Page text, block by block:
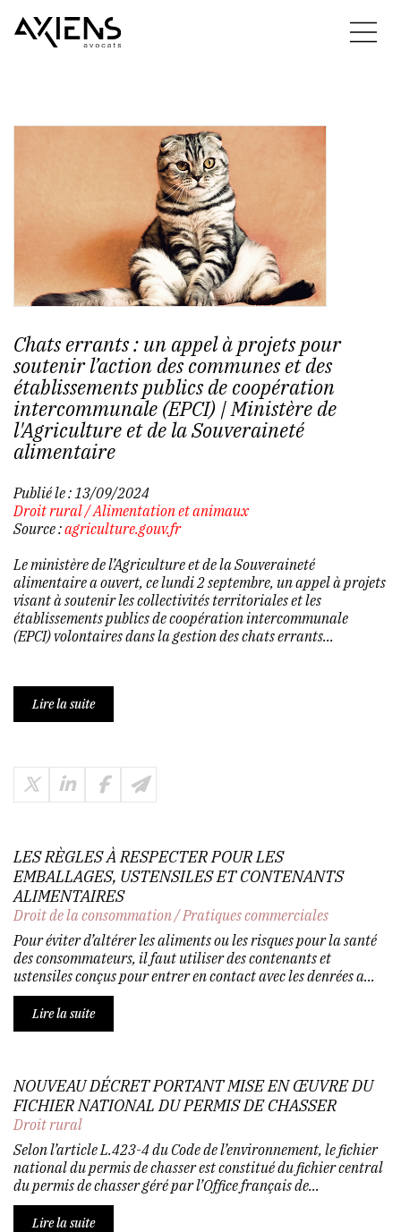
Chats errants : un appel à projets pour
soutenir l’action des communes et des
établissements publics de coopération
intercommunale (EPCI) | Ministère de
l'Agriculture et de la Souveraineté
alimentaire
Publié le : 13/09/2024
Droit rural/Alimentation et animaux
Source :agriculture.gouv.fr
Le ministère de l’Agriculture et de la Souveraineté
alimentaire a ouvert, ce lundi 2 septembre, un appel à projets
visant à soutenir les collectivités territoriales et les
établissements publics de coopération intercommunale
(EPCI) volontaires dans la gestion des chats errants...
Lire la suite
LES RÈGLES À RESPECTER POUR LES
EMBALLAGES, USTENSILES ET CONTENANTS
ALIMENTAIRES
Droit de la consommation/Pratiques commerciales
Pour éviter d’altérer les aliments ou les risques pour la santé
des consommateurs, il faut utiliser des contenants et
ustensiles conçus pour entrer en contact avec les denrées a...
Lire la suite
NOUVEAU DÉCRET PORTANT MISE EN ŒUVRE DU
FICHIER NATIONAL DU PERMIS DE CHASSER
Droit rural
Selon l’article L.423-4 du Code de l’environnement, le fichier
national du permis de chasser est constitué du fichier central
du permis de chasser géré par l’Office français de...
Lire la suite